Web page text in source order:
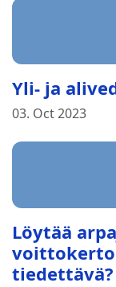
Yli- ja
03. Oct 2023
Löytää
tiedettävä?